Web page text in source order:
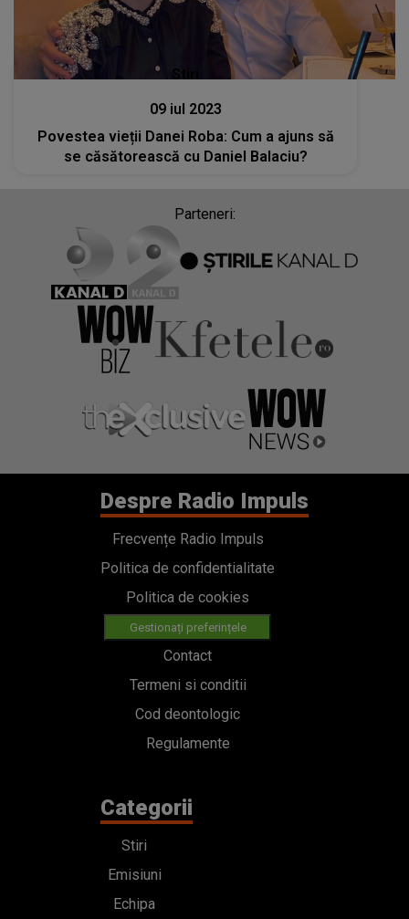
Stiri
09 iul 2023
Povestea vieții Danei Roba: Cum a ajuns să
se căsătorească cu Daniel Balaciu?
Parteneri:
Despre Radio Impuls
Frecvențe Radio Impuls
Politica de confidentialitate
Politica de cookies
Gestionați preferințele
Contact
Termeni si conditii
Cod deontologic
Regulamente
Categorii
Stiri
Emisiuni
Echipa